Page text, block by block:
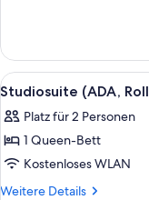
1
Schlafzimmer
Alle
Fotos
für
Studiosuite
(ADA,
Roll-
5
Studiosuite (ADA,
Platz für 2 Personen
1 Queen-Bett
Kostenloses WLAN
Weitere Details
Weitere